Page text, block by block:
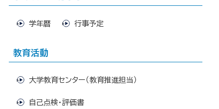
学年暦 行事予定
教育活動
大学教育センター（教育推進担当）
自己点検・評価書